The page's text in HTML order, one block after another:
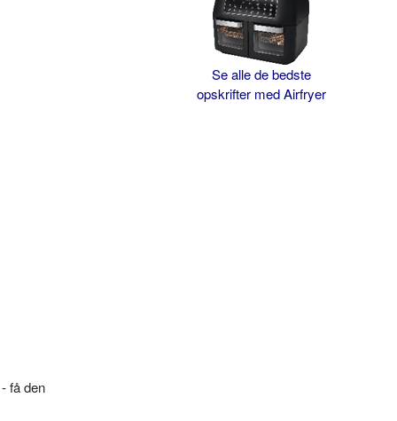
få den
Se alle de bedste
opskrifter med Airfryer